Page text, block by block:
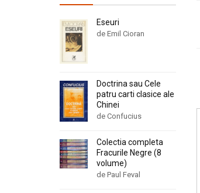
Eseuri
de Emil Cioran
Doctrina sau Cele
patru carti clasice ale
Chinei
de Confucius
Colectia completa
Fracurile Negre (8
volume)
de Paul Feval